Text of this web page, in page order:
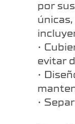
por
•
evitar
•
•